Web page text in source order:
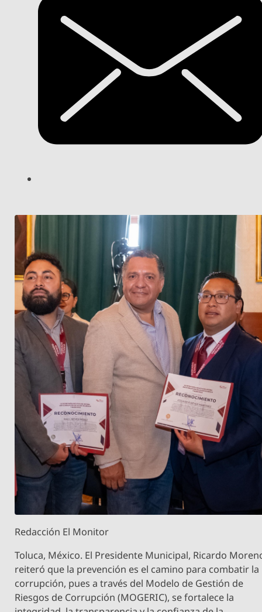
Redacción El Monitor
Toluca, México. El Presidente Municipal, Ricardo
reiteró que la prevención es el camino para combatir la
corrupción, pues a través del Modelo de Gestión de
Riesgos de Corrupción (MOGERIC), se fortalece la